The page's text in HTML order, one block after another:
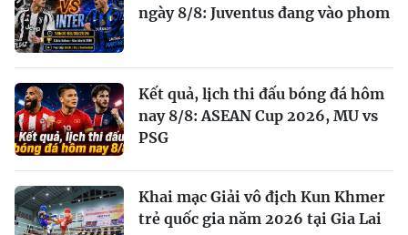
ngày 8/8: Juventus đang vào phom
Kết quả, lịch thi đấu bóng đá hôm
nay 8/8: ASEAN Cup 2026, MU vs
PSG
Khai mạc Giải vô địch Kun Khmer
trẻ quốc gia năm 2026 tại Gia Lai